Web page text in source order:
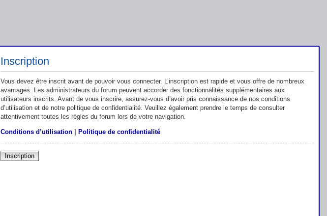
Inscription
Vous devez être inscrit avant de pouvoir vous connecter. L’inscription est rapide et vous offre de nombreux
avantages. Les administrateurs du forum peuvent accorder des fonctionnalités supplémentaires aux
utilisateurs inscrits. Avant de vous inscrire, assurez-vous d’avoir pris connaissance de nos conditions
d’utilisation et de notre politique de confidentialité. Veuillez également prendre le temps de consulter
attentivement toutes les règles du forum lors de votre navigation.
Conditions d’utilisation| Politique de confidentialité
Inscription